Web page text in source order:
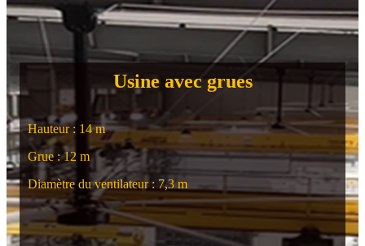
Usine avec grues
Hauteur : 14 m
Grue : 12 m
Diamètre du ventilateur : 7,3 m